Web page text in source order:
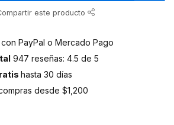
este producto
con PayPal o Mercado Pago
947 reseñas: 4.5 de 5
hasta 30 días
desde $1,200